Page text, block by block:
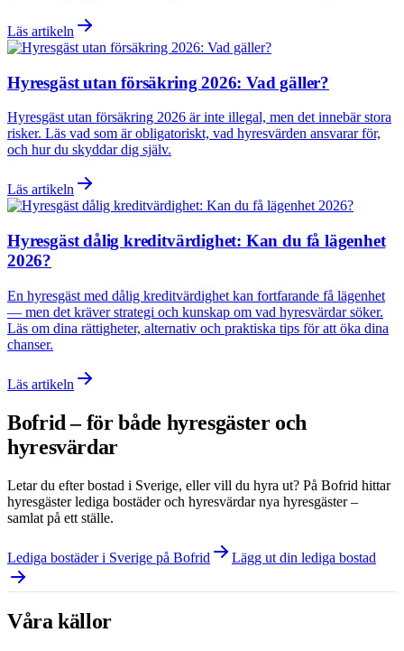
Läs artikeln
Hyresgäst utan försäkring 2026: Vad gäller?
Hyresgäst utan försäkring 2026 är inte illegal, men det innebär stora
risker. Läs vad som är obligatoriskt, vad hyresvärden ansvarar för,
och hur du skyddar dig själv.
Läs artikeln
Hyresgäst dålig kreditvärdighet: Kan du få lägenhet
2026?
En hyresgäst med dålig kreditvärdighet kan fortfarande få lägenhet
— men det kräver strategi och kunskap om vad hyresvärdar söker.
Läs om dina rättigheter, alternativ och praktiska tips för att öka dina
chanser.
Läs artikeln
Bofrid – för både hyresgäster och
hyresvärdar
Letar du efter bostad i Sverige, eller vill du hyra ut? På Bofrid hittar
hyresgäster lediga bostäder och hyresvärdar nya hyresgäster –
samlat på ett ställe.
Lediga bostäder i Sverige på Bofrid Lägg ut din lediga bostad
Våra källor